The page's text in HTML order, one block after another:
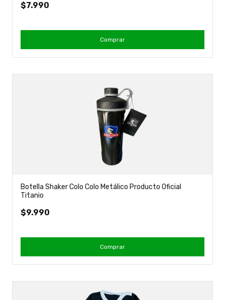
$7.990
Comprar
Botella Shaker Colo Colo Metálico Producto Oficial
Titanio
$9.990
Comprar